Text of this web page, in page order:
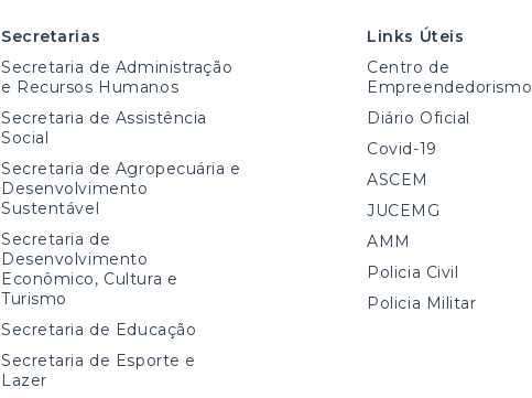
Secretarias
Secretaria de Administração
e Recursos Humanos
Secretaria de Assistência
Social
Secretaria de Agropecuária e
Desenvolvimento
Sustentável
Secretaria de
Desenvolvimento
Econômico, Cultura e
Turismo
Secretaria de Educação
Secretaria de Esporte e
Lazer
Links Úteis
Centro de
Empreendedorismo
Diário Oficial
Covid-19
ASCEM
JUCEMG
AMM
Policia Civil
Policia Militar